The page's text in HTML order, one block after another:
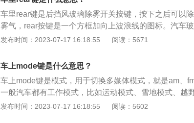
绍：mode让汽车在使用上变得更加便捷，而且能够提高
化的一种表现。
车里rear键是后挡风玻璃除雾开关按键，按下之后可以
雾气，rear按键是一个方框加向上波浪线的图标。汽车
1、打开车内的空调系统制冷，让冷风吹到有雾气的玻璃
气进行对流；4、安装车窗加热除雾功能。汽车玻璃外面
玻璃温度低于露点温度；2、车内外温差较大。
发布时间：2023-07-17 16:18:55 阅读：5671
车上mode键是什么意思？
车上mode键是模式，用于切换多媒体模式，就是am、
一般汽车都有工作模式，比如运动模式、雪地模式、越
盘的遥控按钮。mode是cd、收音机、导航地图功能切换
发布时间：2023-07-17 16:18:55 阅读：5602